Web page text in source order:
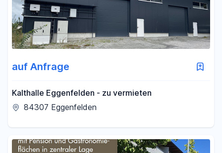
auf Anfrage
Kalthalle Eggenfelden - zu vermieten
84307 Eggenfelden